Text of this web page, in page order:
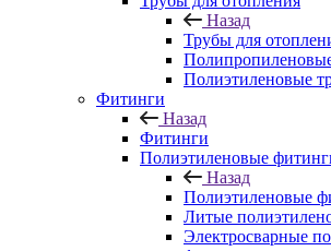
Назад
Трубы для
Полиэтиленовые
Фитинги
Назад
Фитинги
Полиэтиленовые
Назад
Полиэтиленовые
Литые
Электросварные